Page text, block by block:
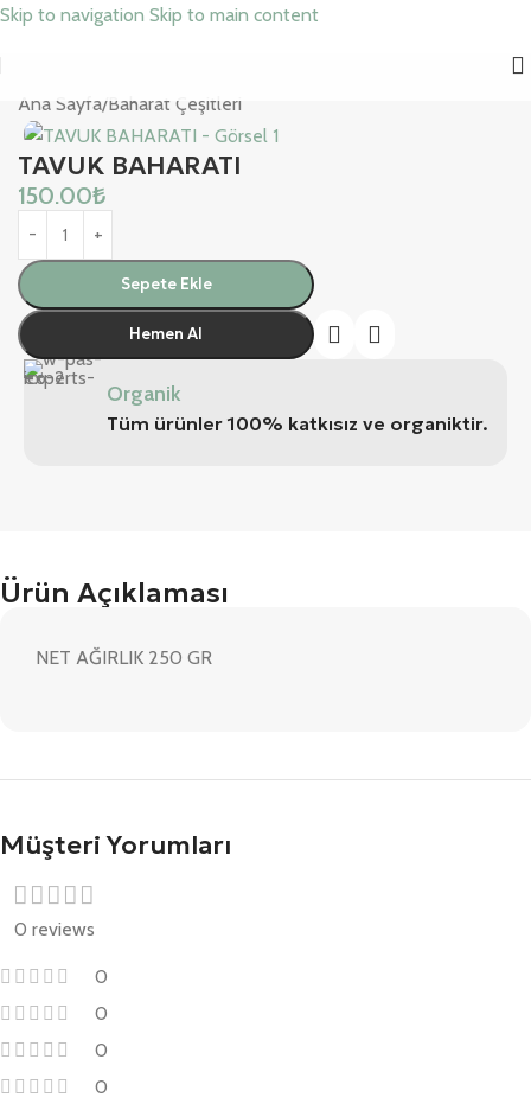
Skip to navigation Skip to main content
Ana Sayfa/Baharat Çeşitleri
TAVUK BAHARATI
150.00₺
Sepete Ekle
Hemen Al
Organik
Tüm ürünler 100% katkısız ve organiktir.
Ürün Açıklaması
NET AĞIRLIK 250 GR
Müşteri Yorumları
0 reviews
0
0
0
0